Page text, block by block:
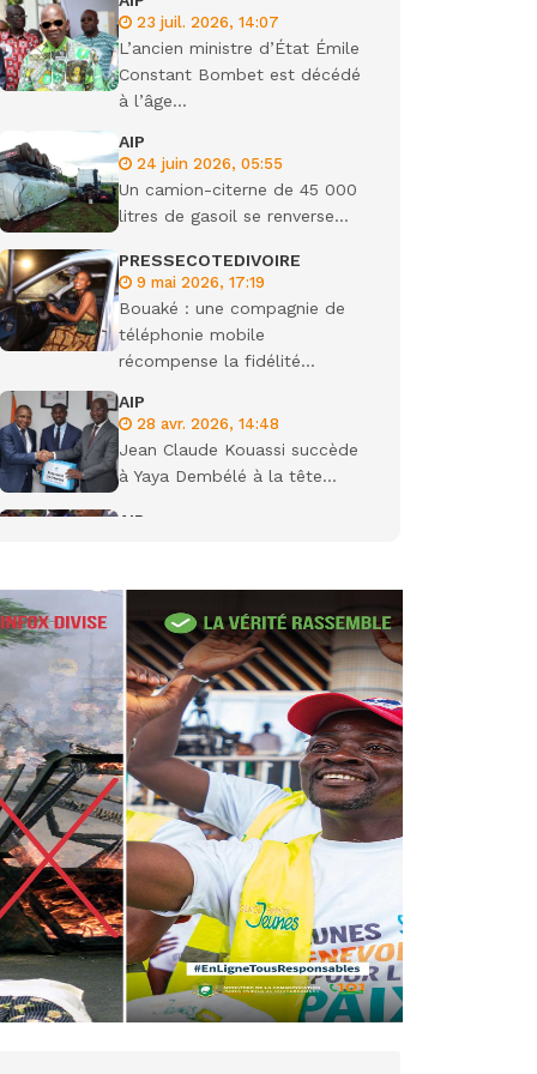
23 juil. 2026, 14:07
L’ancien ministre d’État Émile
Constant Bombet est décédé
à l’âge...
AIP
24 juin 2026, 05:55
Un camion-citerne de 45 000
litres de gasoil se renverse...
PRESSECOTEDIVOIRE
9 mai 2026, 17:19
Bouaké : une compagnie de
téléphonie mobile
récompense la fidélité...
AIP
28 avr. 2026, 14:48
Jean Claude Kouassi succède
à Yaya Dembélé à la tête...
AIP
Sadio Camara tué lors
d’attaques...
AIP
22 avr. 2026, 16:41
Des bureaux ravagés dans un
incendie survenu à la mairie...
AIP
10 avr. 2026, 09:48
Nommé Médiateur de la
République, Gaoussou Touré
prend officiellement fonction
AIP
13 mars 2026, 10:43
Nécrologie : décès de
Guillaume Houphouët-Boigny,
fils du Père fondateur...